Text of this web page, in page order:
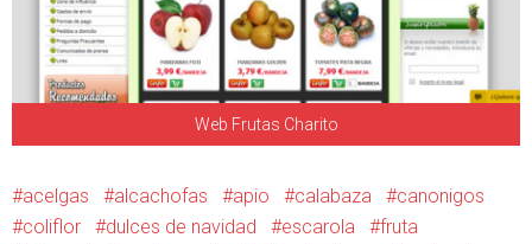
Web Frutas Charito
acelgas alcachofas apio calabaza
canonigos
coliflor
dulces de navidad escarola
fruta